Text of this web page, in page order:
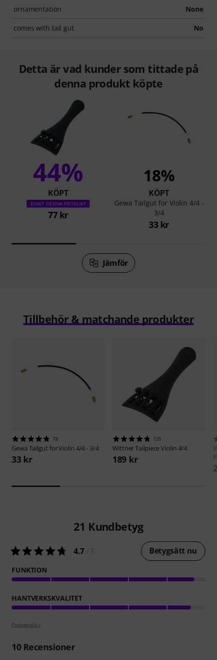
ornamentation None
comes with tail gut No
Detta är vad kunder som tittade på
denna produkt köpte
44%
KÖPT
EXAKT DENNA PRODUKT
77 kr
18%
KÖPT
Gewa Tailgut for Violin 4/4 -
3/4
33 kr
Jämför
Tillbehör & matchande produkter
78
Gewa Tailgut for Violin 4/4 - 3/4
33 kr
125
WittnerTailpiece Violin 4/4
189 kr
21 Kundbetyg
4.7 Betygsätt nu
FUNKTION
HANTVERKSKVALITET
Poängpolicy
10Recensioner